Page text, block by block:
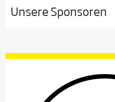
Unsere Sponsoren